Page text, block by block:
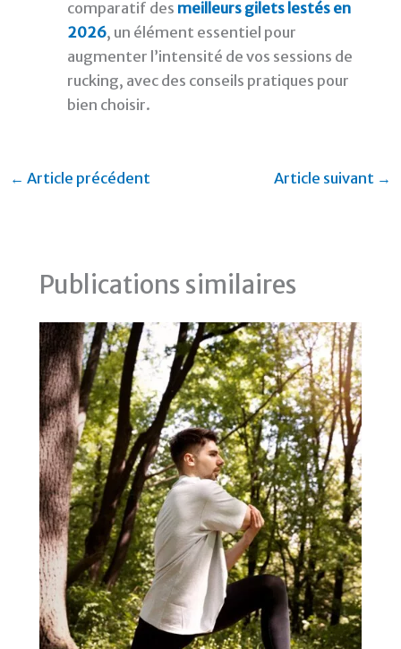
comparatif des meilleurs gilets lestés en
2026, un élément essentiel pour
augmenter l’intensité de vos sessions de
rucking, avec des conseils pratiques pour
bien choisir.
← Article précédent Article suivant →
Publications similaires